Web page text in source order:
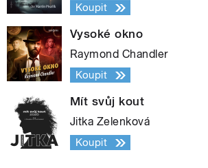
Koupit
Vysoké okno
Raymond Chandler
Koupit
Mít svůj kout
Jitka Zelenková
Koupit